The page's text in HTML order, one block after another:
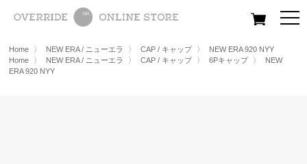
All Women Men
Home 〉 NEW ERA / ニューエラ 〉 CAP / キャップ 〉
NEW ERA 920 NYY
Home
〉 NEW ERA / ニューエラ 〉 CAP / キャップ 〉 6Pキャップ 〉
NEW
ERA 920 NYY